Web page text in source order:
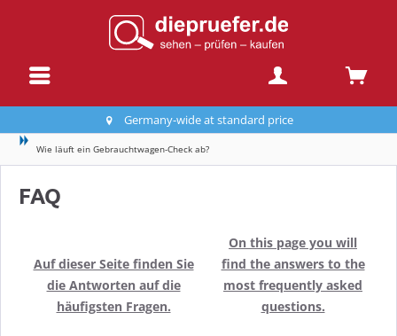
Germany-wide at standard price
Wie läuft ein Gebrauchtwagen-Check ab?
FAQ
Auf dieser Seite finden Sie
die Antworten auf die
häufigsten Fragen.
On this page you will
find the answers to the
most frequently asked
questions.